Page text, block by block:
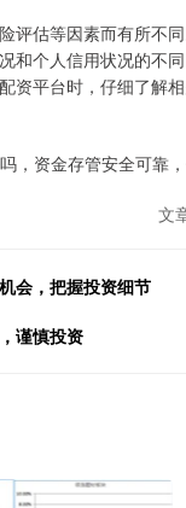
评估等因素而有所不
和个人信用状况的不
资平台时，仔细了解
资金存管安全可靠
文
会，把握投资细节
谨慎投资